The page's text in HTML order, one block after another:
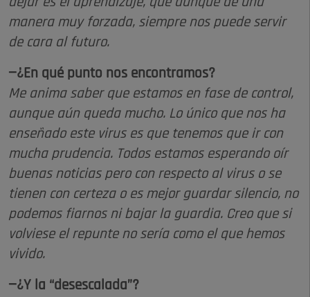
manera muy forzada, siempre nos puede servir
de cara al futuro.
—¿En qué punto nos encontramos?
Me anima saber que estamos en fase de control,
aunque aún queda mucho. Lo único que nos ha
enseñado este virus es que tenemos que ir con
mucha prudencia. Todos estamos esperando oír
buenas noticias pero con respecto al virus o se
tienen con certeza o es mejor guardar silencio, no
podemos fiarnos ni bajar la guardia. Creo que si
volviese el repunte no sería como el que hemos
vivido.
—¿Y la “desescalada”?